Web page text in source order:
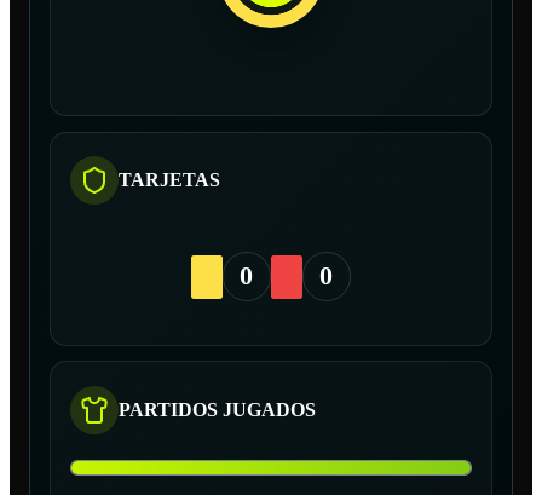
TARJETAS
0 0
PARTIDOS JUGADOS